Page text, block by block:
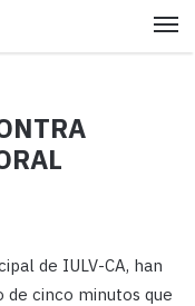
de IULV-CA, han
de cinco minutos que